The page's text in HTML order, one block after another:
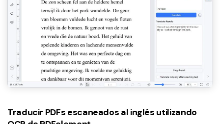
Traducir PDFs escaneados al inglés utilizando